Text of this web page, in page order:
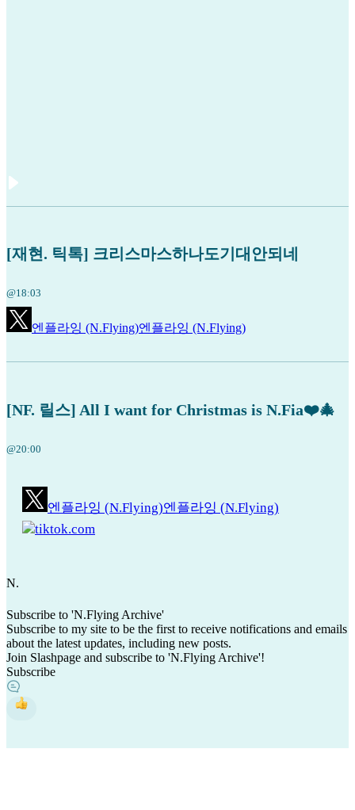
[재현. 틱톡] 크리스마스하나도기대안되네
@18:03
엔플라잉 (N.Flying)엔플라잉 (N.Flying)
[NF. 릴스] All I want for Christmas is N.Fia❤️🎄
@20:00
엔플라잉 (N.Flying)엔플라잉 (N.Flying)
tiktok.com
N.
Subscribe to 'N.Flying Archive'
Subscribe to my site to be the first to receive notifications and emails
about the latest updates, including new posts.
Join Slashpage and subscribe to 'N.Flying Archive'!
Subscribe